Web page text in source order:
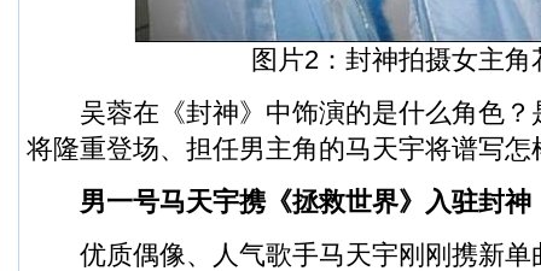
图片2：封神拍摄女主角
吴蓉在《封神》中饰演的是什么角色？
将隆重登场、担任男主角的马天宇将谱写怎
男一号马天宇携《拯救世界》入驻封神
优质偶像、人气歌手马天宇刚刚携新单